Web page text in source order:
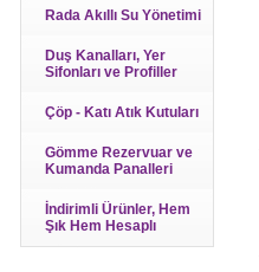
Rada Akıllı Su Yönetimi
Duş Kanalları, Yer
Sifonları ve Profiller
Çöp - Katı Atık Kutuları
Gömme Rezervuar ve
Kumanda Panalleri
İndirimli Ürünler, Hem
Şık Hem Hesaplı